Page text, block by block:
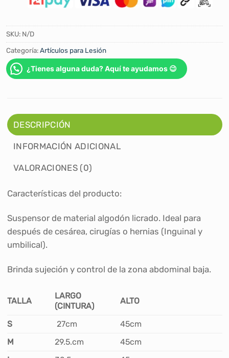
SKU: N/D
Categoría:Artículos para Lesión
¿Tienes alguna duda? Aquí te ayudamos 😉
DESCRIPCIÓN
INFORMACIÓN ADICIONAL
VALORACIONES (0)
Características del producto:
Suspensor de material algodón licrado. Ideal para
después de cesárea, cirugías o hernias (Inguinal y
umbilical).
Brinda sujeción y control de la zona abdominal baja.
TALLA
LARGO
(CINTURA)
ALTO
S 27cm
45cm
M
29.5.cm
45cm